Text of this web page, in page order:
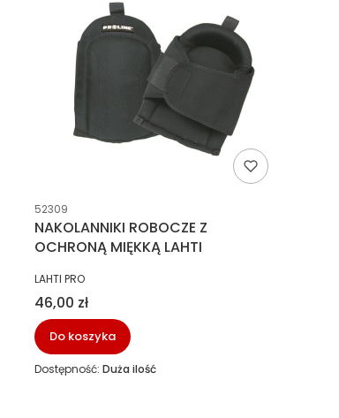
Kod producenta
52309
NAKOLANNIKI ROBOCZE Z
OCHRONĄ MIĘKKĄ LAHTI
PRODUCENT
LAHTI PRO
Cena
46,00 zł
Do koszyka
Dostępność: Duża ilość